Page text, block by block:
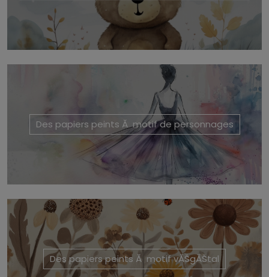
Des papiers peints Ă motif de personnages
Des papiers peints Ă motif vĂŠgĂŠtal